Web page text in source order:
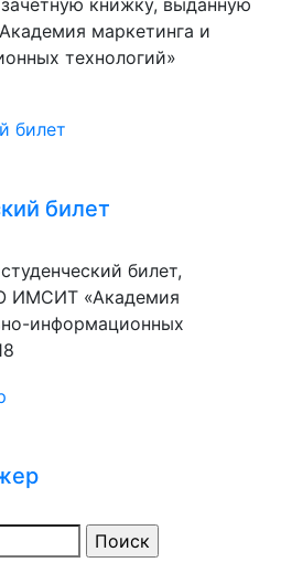
маркетинга и
технологий»
билет
билет,
ИМСИТ «Академия
информационных